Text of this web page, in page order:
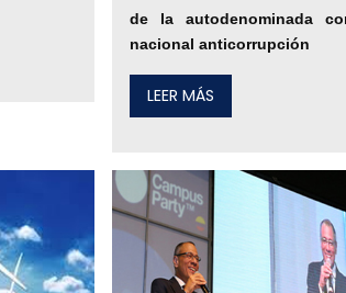
de la autodenominada
nacional anticorrupción
LEER MÁS